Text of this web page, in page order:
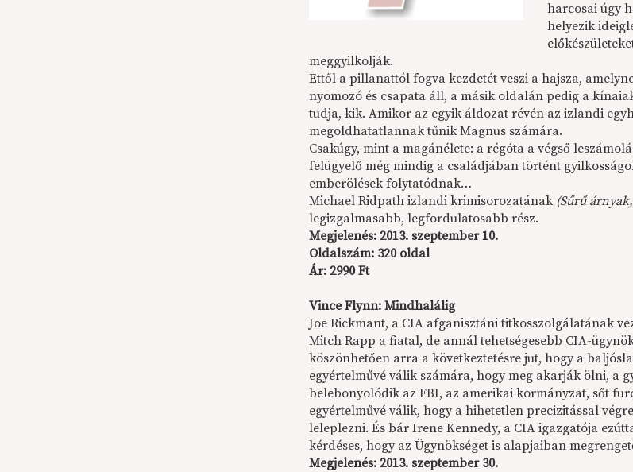
harcosai úgy
helyezik
meggyilkolják.
Ettől a pillanattól fogva kezdetét veszi a hajsza,
nyomozó és csapata áll, a másik oldalán pedig a
tudja, kik. Amikor az egyik áldozat révén az izlandi
megoldhatatlannak tűnik Magnus számára.
Csakúgy, mint a magánélete: a régóta a végső
felügyelő még mindig a családjában történt
emberölések folytatódnak…
Michael Ridpath izlandi krimisorozatának (Sűrű
legizgalmasabb, legfordulatosabb rész.
Megjelenés:2013. szeptember 10.
Oldalszám: 320 oldal
Ár: 2990 Ft
Vince Flynn: Mindhalálig
Joe Rickmant, a CIA afganisztáni titkosszolgálatának
Mitch Rapp a fiatal, de annál tehetségesebb CIA-
köszönhetően arra a következtetésre jut, hogy a
egyértelművé válik számára, hogy meg akarják ölni, a
belebonyolódik az FBI, az amerikai kormányzat, sőt
egyértelművé válik, hogy a hihetetlen precizitással
leleplezni. És bár Irene Kennedy, a CIA igazgatója
kérdéses, hogy az Ügynökséget is alapjaiban
Megjelenés: 2013. szeptember 30.